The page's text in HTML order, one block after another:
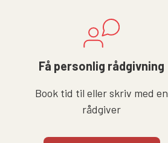
Få personlig rådgivning
Book tid til eller skriv med en
rådgiver